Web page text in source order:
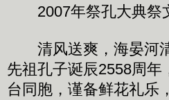
2007年祭孔大典祭文
清风送爽，海晏河清
先祖孔子诞辰2558周
台同胞，谨备鲜花礼乐